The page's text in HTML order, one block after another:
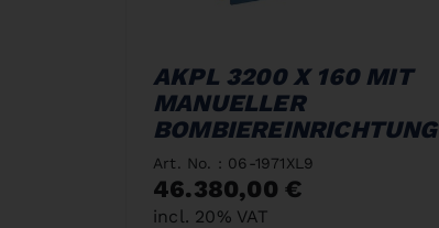
AKPL 3200 X 160 MIT
MANUELLER
BOMBIEREINRICHTUNG
Art. No. : 06-1971XL9
46.380,00 €
incl. 20% VAT